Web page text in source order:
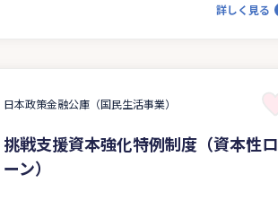
詳しく見る
日本政策金融公庫（国民生活事業）
挑戦支援資本強化特例制度（資本性ロ
ーン）